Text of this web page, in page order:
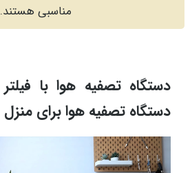
مناسبی هستند.
دستگاه‌ تصفیه هوا با فیلتر
دستگاه تصفیه هوا برای منزل